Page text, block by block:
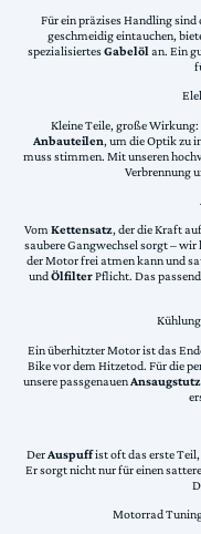
Für ein präzises Handling sind
geschmeidig eintauchen,
spezialisiertesGabelölan. Ein
Kleine Teile, große Wirkung:
Anbauteilen, um die Optik zu
muss stimmen. Mit unseren
Verbrennung
VomKettensatz, der die Kraft
saubere Gangwechsel sorgt –
der Motor frei atmen kann und
undÖlfilterPflicht. Das
Ein überhitzter Motor ist das
Bike vor dem Hitzetod. Für die
unsere passgenauen
DerAuspuffist oft das erste Teil,
Er sorgt nicht nur für einen
Motorrad